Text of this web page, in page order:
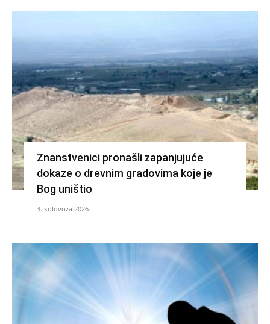
Znanstvenici pronašli zapanjujuće
dokaze o drevnim gradovima koje je
Bog uništio
3. kolovoza 2026.